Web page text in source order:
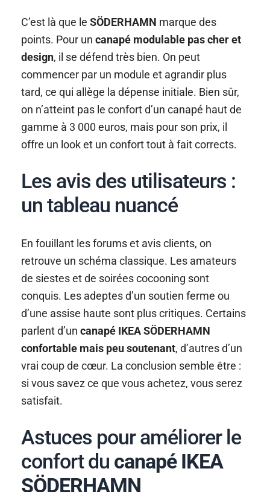
C’est là que leSÖDERHAMN marque des
points. Pour uncanapé modulable pas cher et
design, il se défend très bien. On peut
commencer par un module et agrandir plus
tard, ce qui allège la dépense initiale. Bien sûr,
on n’atteint pas le confort d’un canapé haut de
gamme à 3 000 euros, mais pour son prix, il
offre un look et un confort tout à fait corrects.
Les avis des utilisateurs :
un tableau nuancé
En fouillant les forums et avis clients, on
retrouve un schéma classique. Les amateurs
de siestes et de soirées cocooning sont
conquis. Les adeptes d’un soutien ferme ou
d’une assise haute sont plus critiques. Certains
parlent d’uncanapé IKEA SÖDERHAMN
confortable mais peu soutenant, d’autres d’un
vrai coup de cœur. La conclusion semble être :
si vous savez ce que vous achetez, vous serez
satisfait.
Astuces pour améliorer le
confort du canapé IKEA
SÖDERHAMN